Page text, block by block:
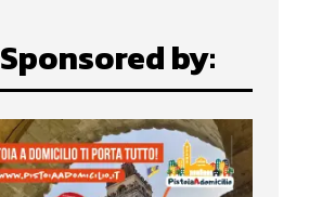
Sponsored by: